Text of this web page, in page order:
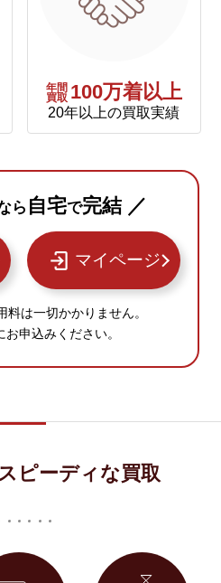
年間
買取 100万着以上
20年以上の買取実績
ら 自宅で完結 ／
マイページ
料は一切かかりません。
お申込みください。
ピーディな買取